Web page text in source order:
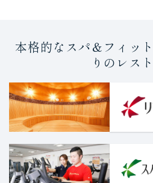
本格的なスパ＆フィッ
りのレス